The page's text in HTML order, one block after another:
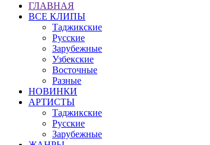
ГЛАВНАЯ
ВСЕ КЛИПЫ
Таджикские
Русские
Зарубежные
Узбекские
Восточные
Разные
НОВИНКИ
АРТИСТЫ
Таджикские
Русские
Зарубежные